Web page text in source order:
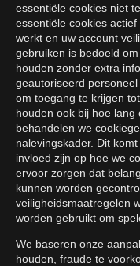
essentiële cookies niet
essentiële cookies
werkt en uw account
gebruiken is bedoeld
houden zonder extra
geautoriseerd
om toegang te krijgen
houden ook bij hoe
behandelen we
nalevingskader. Dit
invloed zijn op hoe we
ervoor zorgen dat
kunnen worden
veiligheidsmaatregelen
worden gebruikt om
We baseren onze
houden, fraude te